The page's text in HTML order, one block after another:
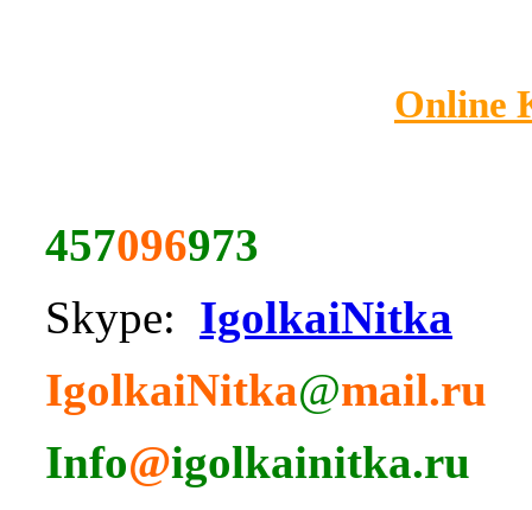
Online
457096973
Skype: IgolkaiNitka
IgolkaiNitka@mail.ru
Info@igolkainitka.ru